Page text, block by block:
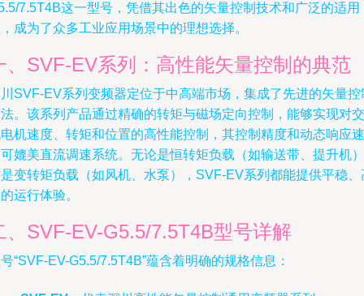
7.5T4B这一型号，凭借其出色的矢量控制技术和广泛的适用
成为了众多工业应用场景中的理想选择。
、SVF-EV系列：高性能矢量控制的典范
SVF-EV系列变频器定位于中高端市场，集成了先进的矢量控
。该系列产品通过精确的转矩与磁场定向控制，能够实现对交
机速度、转矩和位置的高性能控制，其控制精度和动态响应速
媲美直流调速系统。无论是恒转矩负载（如输送带、提升机）
变转矩负载（如风机、水泵），SVF-EV系列都能提供平稳、
运行体验。
、SVF-EV-G5.5/7.5T4B型号详解
“SVF-EV-G5.5/7.5T4B”蕴含着明确的规格信息：